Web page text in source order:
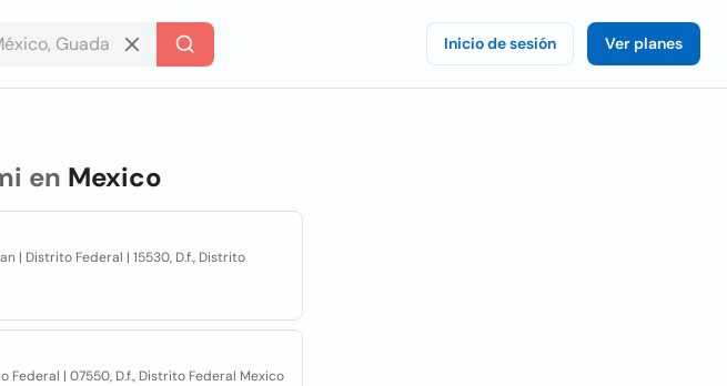
Inicio de sesión Ver planes
en Mexico
| Distrito Federal | 15530, D.f., Distrito
Federal | 07550, D.f., Distrito Federal Mexico